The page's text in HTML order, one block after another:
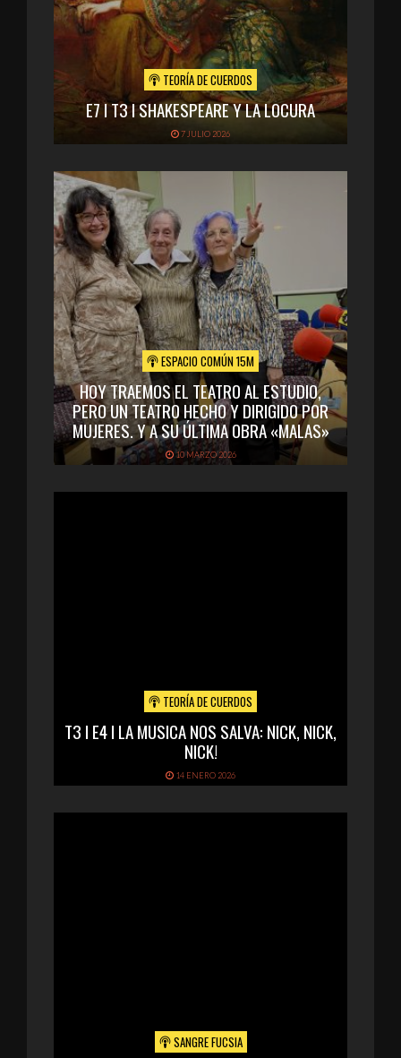
TEORÍA DE CUERDOS
E7 I T3 I SHAKESPEARE Y LA LOCURA
7 JULIO 2026
ESPACIO COMÚN 15M
HOY TRAEMOS EL TEATRO AL ESTUDIO,
PERO UN TEATRO HECHO Y DIRIGIDO POR
MUJERES. Y A SU ÚLTIMA OBRA «MALAS»
10 MARZO 2026
TEORÍA DE CUERDOS
T3 I E4 I LA MUSICA NOS SALVA: NICK, NICK,
NICK!
14 ENERO 2026
SANGRE FUCSIA